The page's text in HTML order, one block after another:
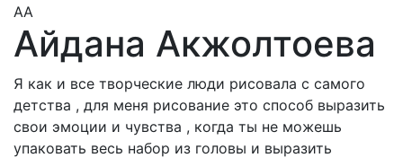
АА
Айдана Акжолтоева
Я как и все творческие люди рисовала с самого
детства , для меня рисование это способ выразить
свои эмоции и чувства , когда ты не можешь
упаковать весь набор из головы и выразить